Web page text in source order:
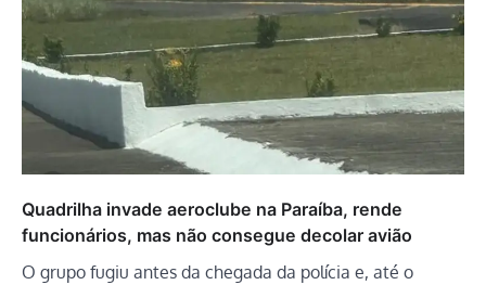
Quadrilha invade aeroclube na Paraíba, rende
funcionários, mas não consegue decolar avião
O grupo fugiu antes da chegada da polícia e, até o